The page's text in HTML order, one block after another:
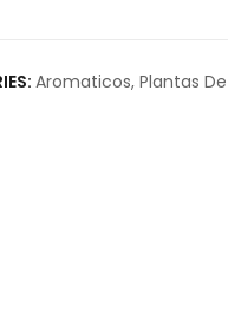
Aromaticos, Plantas